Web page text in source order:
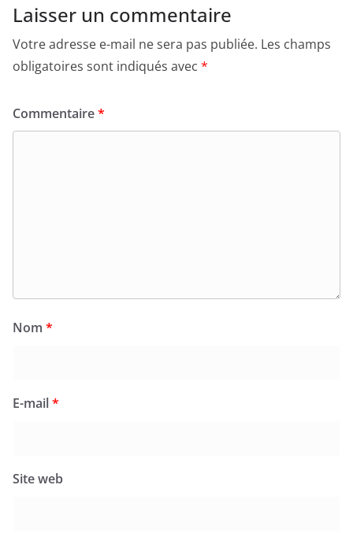
Laisser un commentaire
Votre adresse e-mail ne sera pas publiée. Les champs
obligatoires sont indiqués avec *
Commentaire*
Nom *
E-mail*
Site web